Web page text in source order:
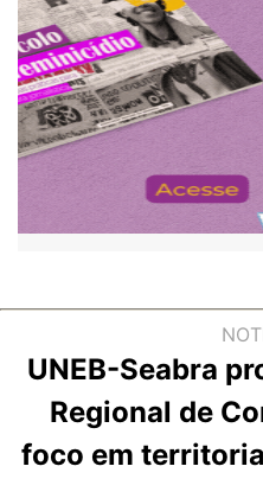
UNEB-Seabra
Regional de
foco em